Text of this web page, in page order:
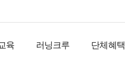
육 러닝크루 단체혜택